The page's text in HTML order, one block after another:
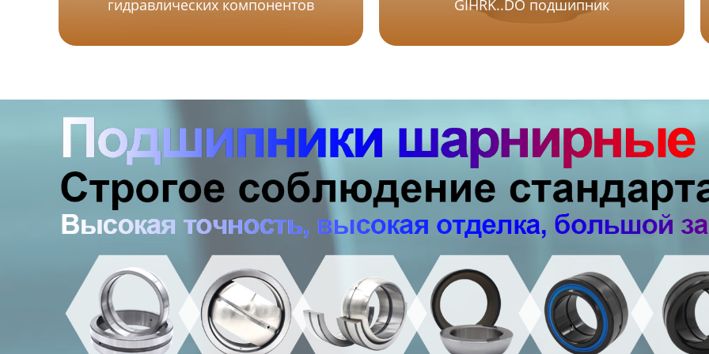
гидравлических компонентов
GIHRK..DO подшипник